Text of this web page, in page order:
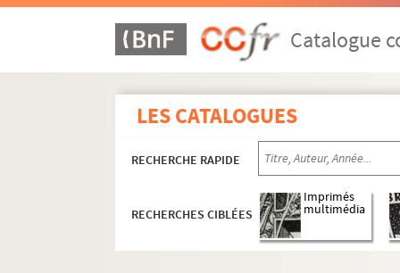
Catalogue
LES CATALOGUES
RECHERCHE RAPIDE
RECHERCHES CIBLÉES
Imprimés
multimédia